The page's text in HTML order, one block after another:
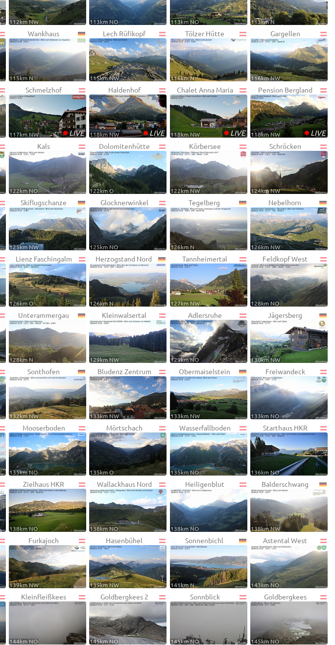
112km NW 113km NO 113km NO 113km N
Wankhaus
115km N
Lech Rüfikopf
115km NW
Tölzer Hütte
116km N
Gargellen
116km NW
Schmelzhof
•LIVE
117km NW
Haldenhof
•LIVE
118km NW
Chalet Anna Maria
•LIVE
118km NW
Pension Bergland
•LIVE
118km NW
Kals
122km NO
Dolomitenhütte
122km O
Körbersee
122km NW
Schröcken
124km NW
Skiflugschanze
125km NW
Glocknerwinkel
125km NO
Tegelberg
126km N
Nebelhorn
126km NW
Lienz Faschingalm
126km O
Herzogstand Nord
126km N
Tannheimertal
127km NW
Feldkopf West
128km NO
Unterammergau
128km N
Kleinwalsertal
129km NW
Adlersruhe
129km NO
Jägersberg
130km NW
Sonthofen
132km NW
Bludenz Zentrum
133km NW
Obermaiselstein
133km NW
Freiwandeck
133km NO
Mooserboden
135km NO
Mörtschach
135km O
Wasserfallboden
135km NO
Starthaus HKR
136km NO
Zielhaus HKR
138km NO
Wallackhaus Nord
138km NO
Heiligenblut
138km NO
Balderschwang
138km NW
Furkajoch
139km NW
Hasenbühel
139km NW
Sonnenbichl
141km N
Astental West
143km NO
Kleinfleißkees
144km NO
Goldbergkees 2
145km NO
Sonnblick
145km NO
Goldbergkees
145km NO